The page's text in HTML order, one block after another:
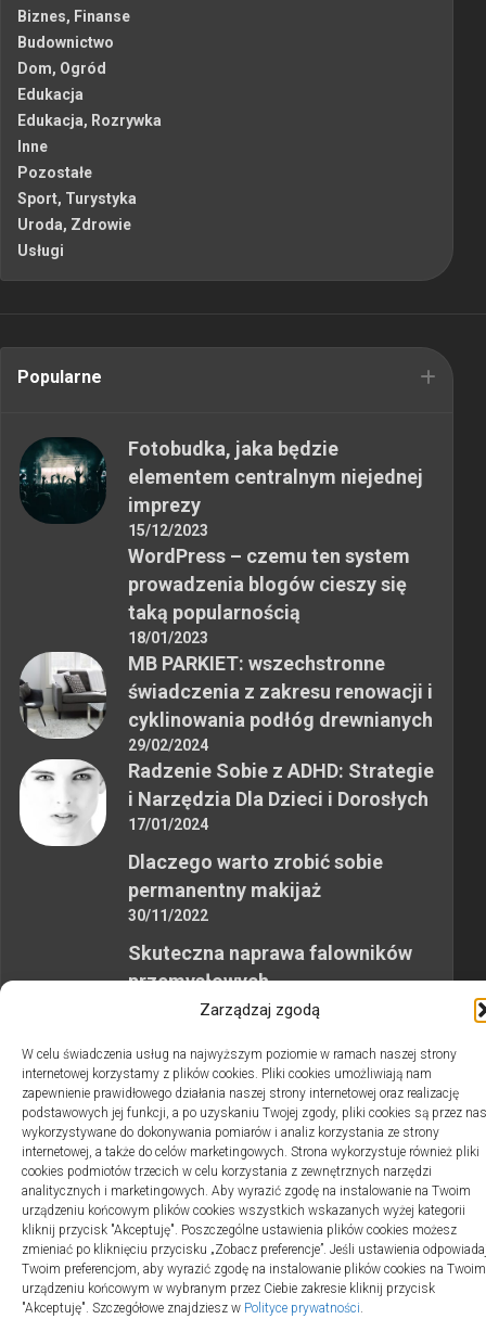
Zarządzaj zgodą
W celu świadczenia usług na najwyższym poziomie w ramach naszej strony
internetowej korzystamy z plików cookies. Pliki cookies umożliwiają nam
zapewnienie prawidłowego działania naszej strony internetowej oraz realizację
podstawowych jej funkcji, a po uzyskaniu Twojej zgody, pliki cookies są przez nas
wykorzystywane do dokonywania pomiarów i analiz korzystania ze strony
internetowej, a także do celów marketingowych. Strona wykorzystuje również pliki
cookies podmiotów trzecich w celu korzystania z zewnętrznych narzędzi
analitycznych i marketingowych. Aby wyrazić zgodę na instalowanie na Twoim
urządzeniu końcowym plików cookies wszystkich wskazanych wyżej kategorii
kliknij przycisk "Akceptuję". Poszczególne ustawienia plików cookies możesz
zmieniać po kliknięciu przycisku „Zobacz preferencje”. Jeśli ustawienia
Twoim preferencjom, aby wyrazić zgodę na instalowanie plików cookies na Twoim
urządzeniu końcowym w wybranym przez Ciebie zakresie kliknij przycisk
"Akceptuję". Szczegółowe znajdziesz w Polityce prywatności.
Biznes, Finanse
Budownictwo
Dom, Ogród
Edukacja
Edukacja, Rozrywka
Inne
Pozostałe
Sport, Turystyka
Uroda, Zdrowie
Usługi
Popularne
Fotobudka, jaka będzie
elementem centralnym niejednej
imprezy
15/12/2023
WordPress – czemu ten system
prowadzenia blogów cieszy się
taką popularnością
18/01/2023
MB PARKIET: wszechstronne
świadczenia z zakresu renowacji i
cyklinowania podłóg drewnianych
29/02/2024
Radzenie Sobie z ADHD: Strategie
i Narzędzia Dla Dzieci i Dorosłych
17/01/2024
Dlaczego warto zrobić sobie
permanentny makijaż
30/11/2022
Skuteczna naprawa falowników
przemysłowych
12/10/2023
2swiaty.pl © 2026. Wszelkie prawa zastrzeżone.